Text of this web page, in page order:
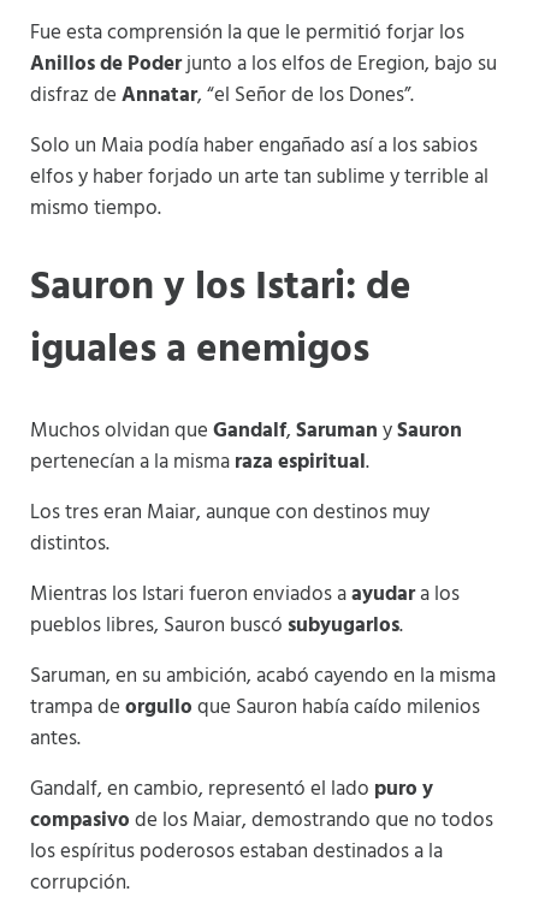
Fue esta comprensión la que le permitió forjar los
Anillos de Poderjunto a los elfos de Eregion, bajo su
disfraz deAnnatar, “el Señor de los Dones”.
Solo un Maia podía haber engañado así a los sabios
elfos y haber forjado un arte tan sublime y terrible al
mismo tiempo.
Sauron y los Istari: de
iguales a enemigos
Muchos olvidan queGandalf,SarumanySauron
pertenecían a la mismaraza espiritual.
Los tres eran Maiar, aunque con destinos muy
distintos.
Mientras los Istari fueron enviados aayudara los
pueblos libres, Sauron buscó subyugarlos.
Saruman, en su ambición, acabó cayendo en la misma
trampa deorgulloque Sauron había caído milenios
antes.
Gandalf, en cambio, representó el lado puro y
compasivode los Maiar, demostrando que no todos
los espíritus poderosos estaban destinados a la
corrupción.